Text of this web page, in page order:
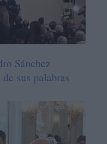
Sánchez
sus palabras